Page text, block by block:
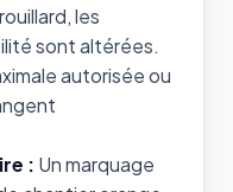
les
sont altérées.
autorisée ou
: Un marquage